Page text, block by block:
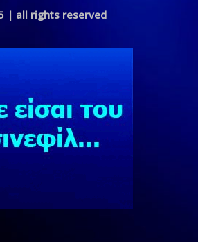
| all rights reserved